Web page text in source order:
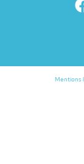
Mentions